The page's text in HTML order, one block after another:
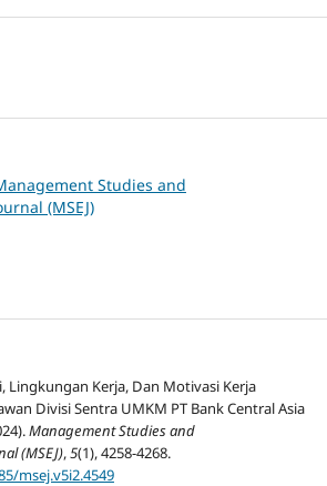
Studies and
(MSEJ)
Lingkungan Kerja, Dan Motivasi Kerja
Divisi Sentra UMKM PT Bank Central Asia
Management Studies and
(MSEJ),5(1), 4258-4268.
msej.v5i2.4549